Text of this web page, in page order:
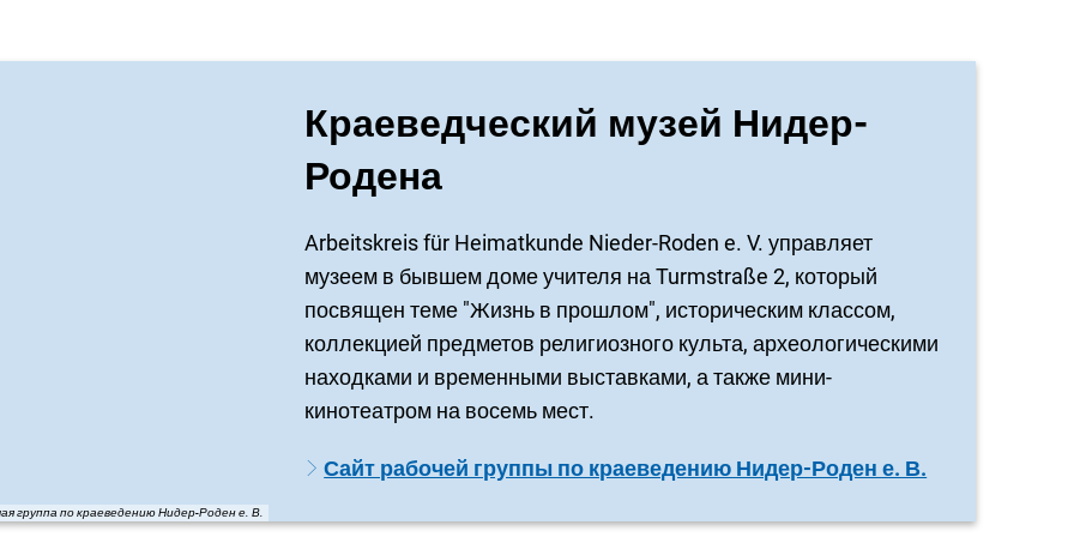
группа по краеведению Нидер-Роден е. В.
Краеведческий музей Нидер-
Родена
Arbeitskreis für Heimatkunde Nieder-Roden e. V. управляет
музеем в бывшем доме учителя на Turmstraße 2, который
посвящен теме "Жизнь в прошлом", историческим классом,
коллекцией предметов религиозного культа, археологическими
находками и временными выставками, а также мини-
кинотеатром на восемь мест.
Сайт рабочей группы по краеведению Нидер-Роден е. В.